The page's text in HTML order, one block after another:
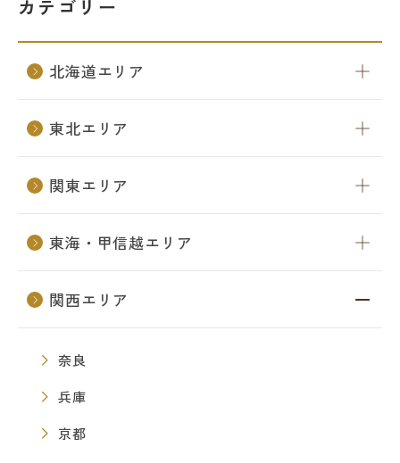
カテゴリー
北海道エリア
東北エリア
関東エリア
東海・甲信越エリア
関西エリア
奈良
兵庫
京都